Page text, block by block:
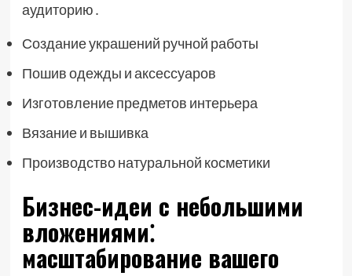
аудиторию․
Создание украшений ручной работы
Пошив одежды и аксессуаров
Изготовление предметов интерьера
Вязание и вышивка
Производство натуральной косметики
Бизнес-идеи с небольшими
вложениями⁚
масштабирование вашего